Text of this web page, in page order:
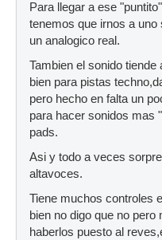
Para llegar a ese
tenemos que irnos a uno
un analogico real.
Tambien el sonido
bien para pistas
pero hecho en falta un
para hacer sonidos mas
pads.
Asi y todo a veces
altavoces.
Tiene muchos controles
bien no digo que no
haberlos puesto al